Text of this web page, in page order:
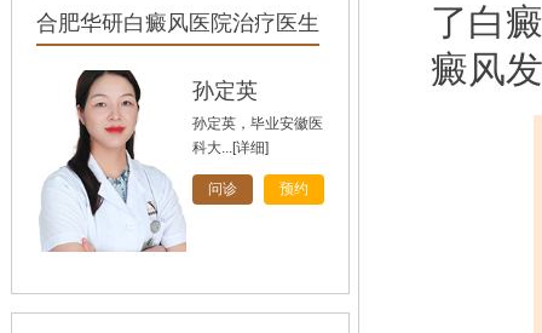
合肥华研白癜风医院治疗医生
孙定英
孙定英，毕业安徽医
科大...[详细]
问诊 预约
高汝辉
了白
癜风